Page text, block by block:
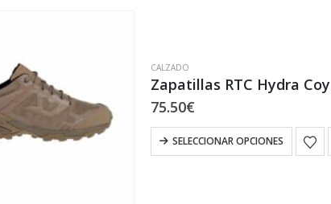
CALZADO
Zapatillas RTC Hydra
75.50€
SELECCIONAR OPCIONES
Este
producto